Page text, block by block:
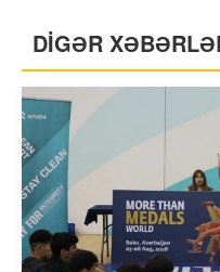
DİGƏR